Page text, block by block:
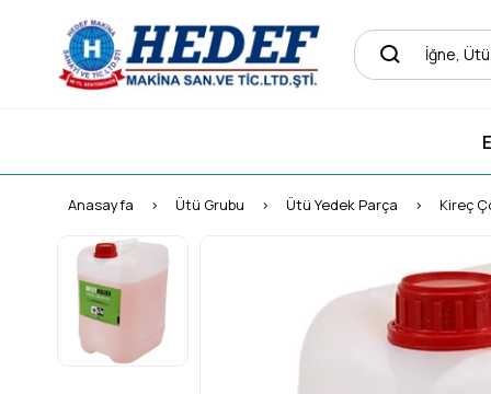
Anasayfa Ütü Grubu Ütü Yedek Parça Kireç